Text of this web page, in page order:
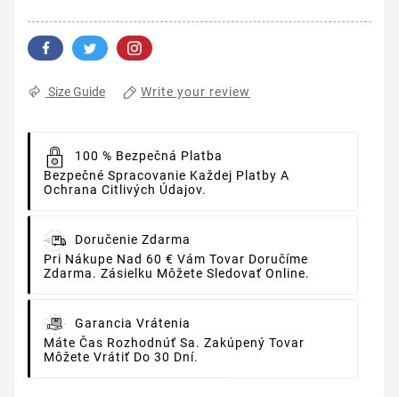
Size Guide Write your review
100 % Bezpečná Platba
Bezpečné Spracovanie Každej Platby A
Ochrana Citlivých Údajov.
Doručenie Zdarma
Pri Nákupe Nad 60 € Vám Tovar Doručíme
Zdarma. Zásielku Môžete Sledovať Online.
Garancia Vrátenia
Máte Čas Rozhodnúť Sa. Zakúpený Tovar
Môžete Vrátiť Do 30 Dní.